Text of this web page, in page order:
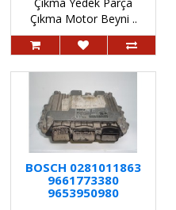
Çıkma Motor Beyni ..
BOSCH 0281011863
9661773380
9653950980